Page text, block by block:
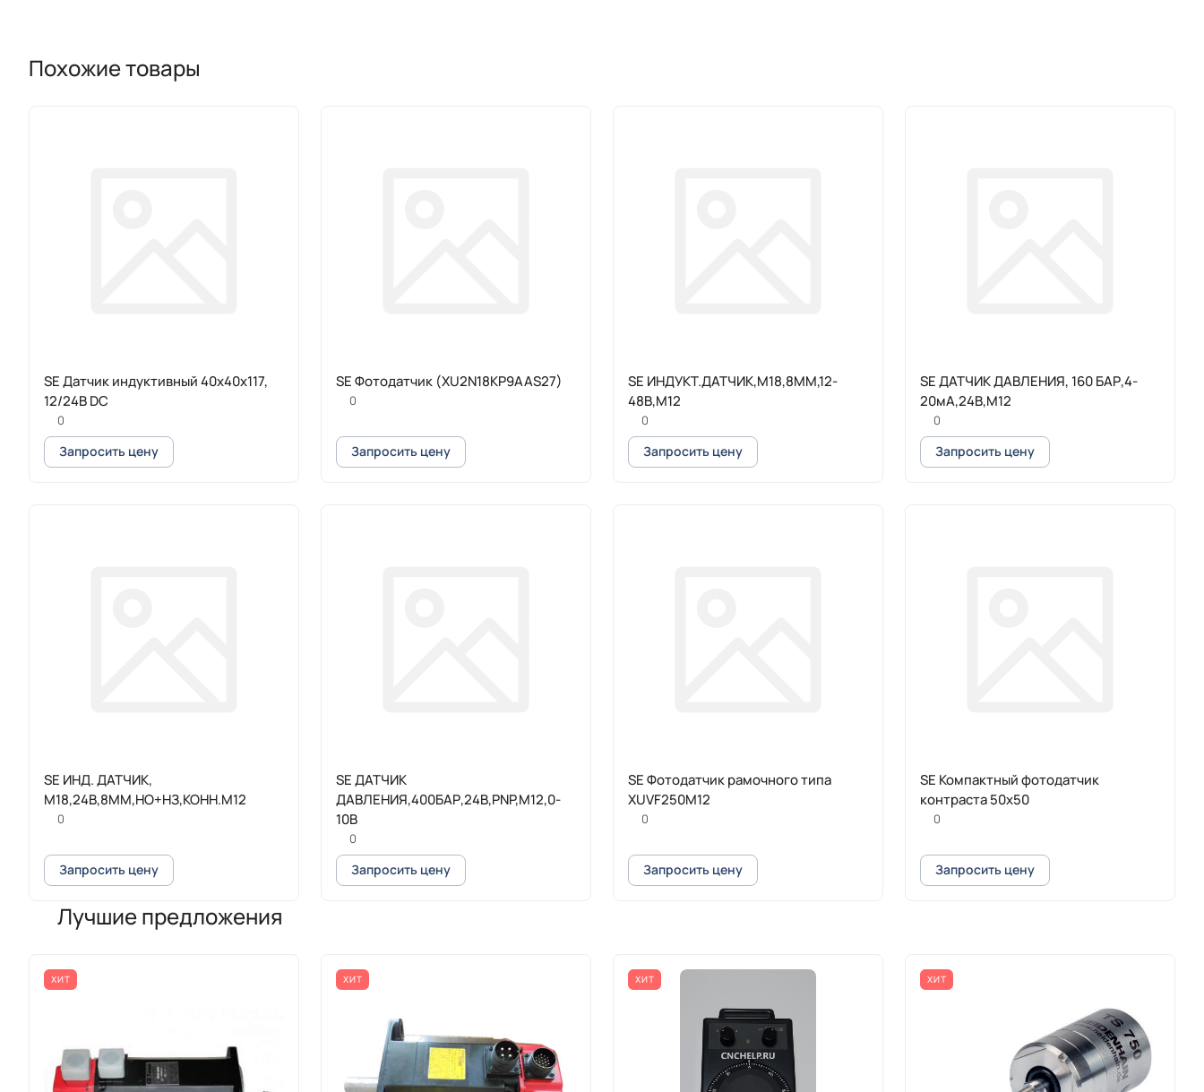
Похожие товары
SE Датчик индуктивный 40х40х117,
12/24В DC
0
Запросить цену
SE Фотодатчик (XU2N18KP9AAS27)
0
Запросить цену
SE ИНДУКТ.ДАТЧИК,М18,8ММ,12-
48В,М12
0
Запросить цену
SE ДАТЧИК ДАВЛЕНИЯ, 160 БАР,4-
20мА,24В,М12
0
Запросить цену
SE ИНД. ДАТЧИК,
M18,24В,8ММ,НО+НЗ,КОНН.М12
0
Запросить цену
SE ДАТЧИК
ДАВЛЕНИЯ,400БАР,24В,PNP,М12,0-
10В
0
Запросить цену
SE Фотодатчик рамочного типа
XUVF250M12
0
Запросить цену
SE Компактный фотодатчик
контраста 50х50
0
Запросить цену
Лучшие предложения
ХИТ ХИТ ХИТ ХИТ